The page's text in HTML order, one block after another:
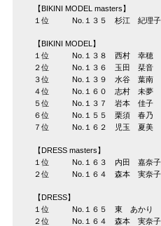
【BIKINI MODEL masters】
１位 No.１３５ 杉江 紀
【BIKINI MODEL】
１位 No.１３８ 西村
２位 No.１３６ 玉田
３位 No.１３９ 水谷
４位 No.１６０ 志村
５位 No.１３７ 岩本
６位 No.１５５ 栗須
７位 No.１６２ 児玉
【DRESS masters】
１位 No.１６３ 内田 嘉
２位 No.１６４ 森本 実
【DRESS】
１位 No.１６５ 東 あ
２位 No.１６４ 森本 実